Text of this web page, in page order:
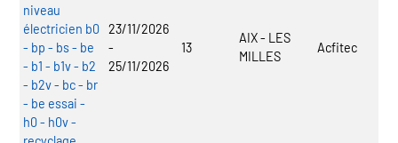
niveau
électricien b0
- bp - bs - be
- b1 - b1v - b2
- b2v - bc - br
- be essai -
h0 - h0v -
23/11/2026
-
25/11/2026
13
AIX - LES
MILLES
Acfitec